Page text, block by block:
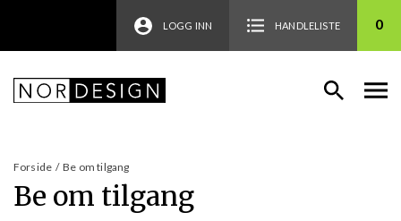
LOGG INN HANDLELISTE 0
Forside / Be om tilgang
Be om tilgang